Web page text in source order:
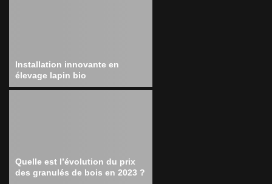
Installation innovante en
élevage lapin bio
Quelle est l’évolution du prix
des granulés de bois en 2023 ?